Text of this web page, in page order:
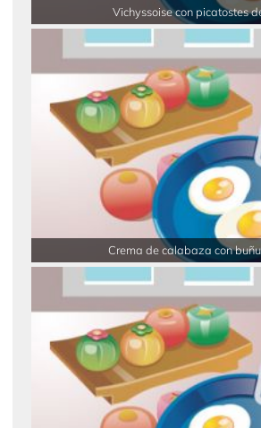
Vichyssoise con picatostes
Crema de calabaza con